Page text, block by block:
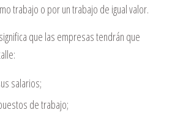
trabajo o por un trabajo de igual valor.
que las empresas tendrán que
salarios;
de trabajo;